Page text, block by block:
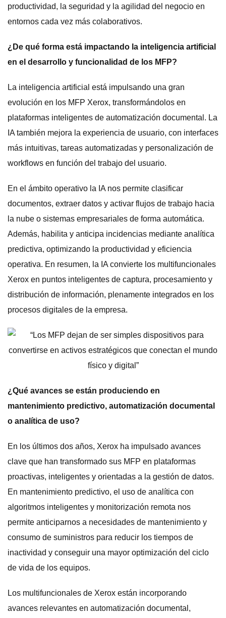
productividad, la seguridad y la agilidad del negocio en
entornos cada vez más colaborativos.
¿De qué forma está impactando la inteligencia artificial
en el desarrollo y funcionalidad de los MFP?
La inteligencia artificial está impulsando una gran
evolución en los MFP Xerox, transformándolos en
plataformas inteligentes de automatización documental. La
IA también mejora la experiencia de usuario, con interfaces
más intuitivas, tareas automatizadas y personalización de
workflows en función del trabajo del usuario.
En el ámbito operativo la IA nos permite clasificar
documentos, extraer datos y activar flujos de trabajo hacia
la nube o sistemas empresariales de forma automática.
Además, habilita y anticipa incidencias mediante analítica
predictiva, optimizando la productividad y eficiencia
operativa. En resumen, la IA convierte los multifuncionales
Xerox en puntos inteligentes de captura, procesamiento y
distribución de información, plenamente integrados en los
procesos digitales de la empresa.
¿Qué avances se están produciendo en
mantenimiento predictivo, automatización documental
o analítica de uso?
En los últimos dos años, Xerox ha impulsado avances
clave que han transformado sus MFP en plataformas
proactivas, inteligentes y orientadas a la gestión de datos.
En mantenimiento predictivo, el uso de analítica con
algoritmos inteligentes y monitorización remota nos
permite anticiparnos a necesidades de mantenimiento y
consumo de suministros para reducir los tiempos de
inactividad y conseguir una mayor optimización del ciclo
de vida de los equipos.
Los multifuncionales de Xerox están incorporando
avances relevantes en automatización documental,